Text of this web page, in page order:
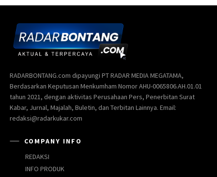
RADARBONTANG.com dipayungi PT RADAR MEDIA MEGATAMA,
Berdasarkan Keputusan Menkumham Nomor AHU-0065806.AH.01.01
tahun 2021, dengan aktivitas Perusahaan Pers, Penerbitan Surat
Kabar, Jurnal, Majalah, Buletin, dan Terbitan Lainnya. Email:
redaksi@radarkukar.com
COMPANY INFO
REDAKSI
INFO PRODUK